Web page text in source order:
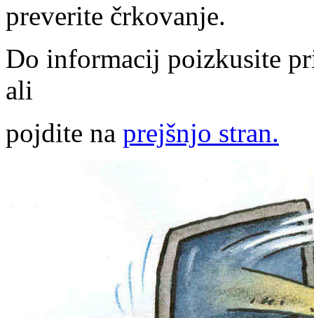
preverite črkovanje.
Do informacij poizkusite
ali
pojdite na prejšnjo stran.